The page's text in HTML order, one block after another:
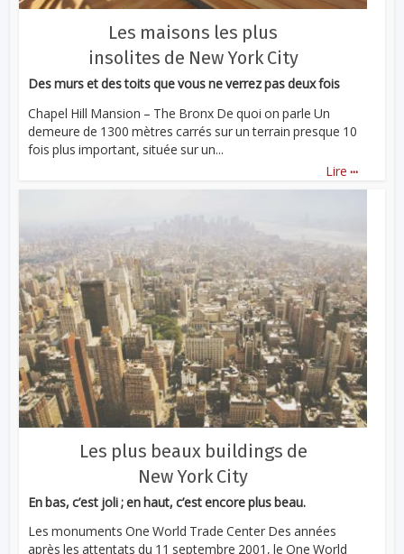
Les maisons les plus
insolites de New York City
Des murs et des toits que vous ne verrez pas deux fois
Chapel Hill Mansion – The Bronx De quoi on parle Un
demeure de 1300 mètres carrés sur un terrain presque 10
fois plus important, située sur un...
Lire ...
Les plus beaux buildings de
New York City
En bas, c’est joli ; en haut, c’est encore plus beau.
Les monuments One World Trade Center Des années
après les attentats du 11 septembre 2001, le One World